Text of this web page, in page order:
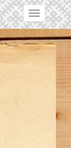
Toggle
navigation